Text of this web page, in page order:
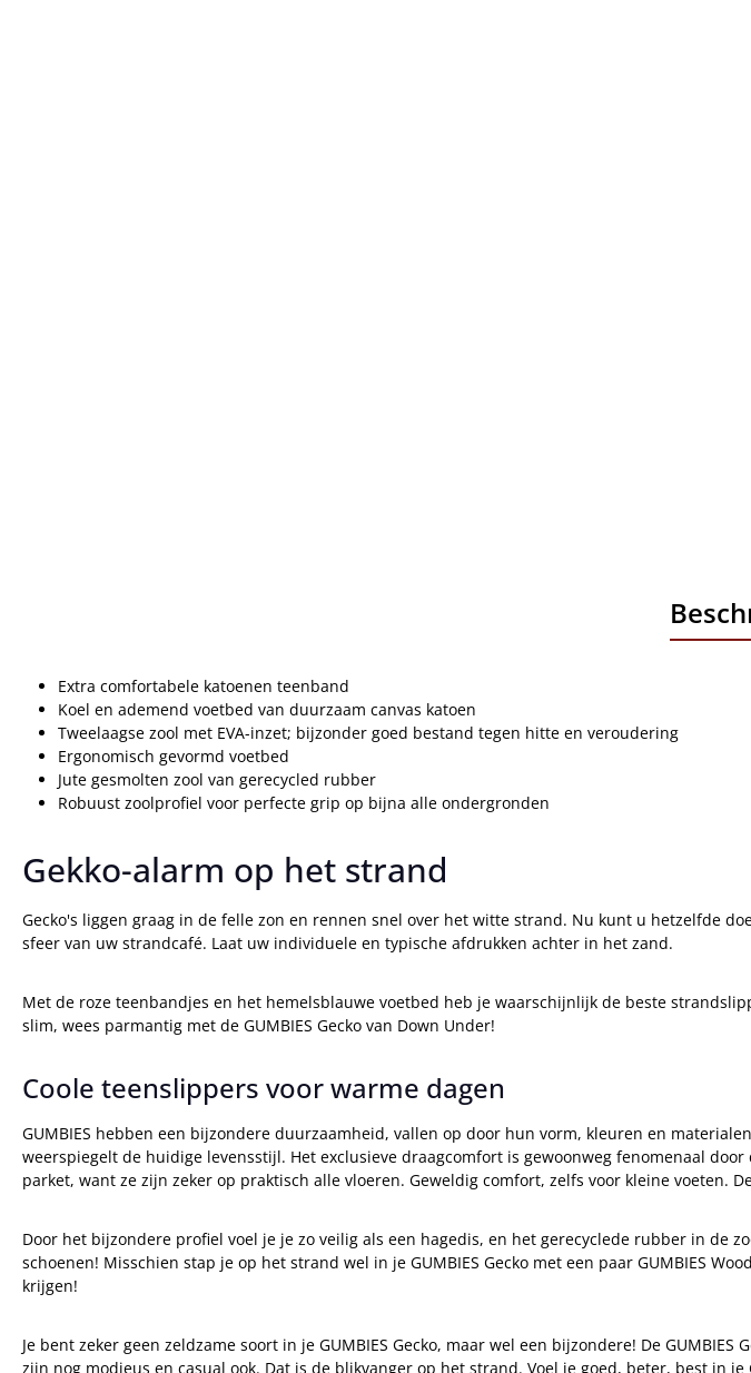
Extra comfortabele katoenen teenband
Koel en ademend voetbed van duurzaam canvas katoen
Tweelaagse zool met EVA-inzet; bijzonder goed bestand tegen hitte en veroudering
Ergonomisch gevormd voetbed
Jute gesmolten zool van gerecycled rubber
Robuust zoolprofiel voor perfecte grip op bijna alle ondergronden
Gekko-alarm op het strand
Gecko's liggen graag in de felle zon en rennen snel over het witte strand. Nu kunt u hetzelfde
sfeer van uw strandcafé. Laat uw individuele en typische afdrukken achter in het zand.
Met de roze teenbandjes en het hemelsblauwe voetbed heb je waarschijnlijk de beste
slim, wees parmantig met de GUMBIES Gecko van Down Under!
Coole teenslippers voor warme dagen
GUMBIES hebben een bijzondere duurzaamheid, vallen op door hun vorm, kleuren en
weerspiegelt de huidige levensstijl. Het exclusieve draagcomfort is gewoonweg fenomenaal
parket, want ze zijn zeker op praktisch alle vloeren. Geweldig comfort, zelfs voor kleine voeten.
Door het bijzondere profiel voel je je zo veilig als een hagedis, en het gerecyclede rubber in de
schoenen! Misschien stap je op het strand wel in je GUMBIES Gecko met een paar GUMBIES
krijgen!
Je bent zeker geen zeldzame soort in je GUMBIES Gecko, maar wel een bijzondere! De
zijn nog modieus en casual ook. Dat is de blikvanger op het strand. Voel je goed, beter, best in je